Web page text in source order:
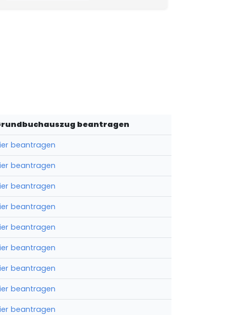
beantragen
beantragen
beantragen
beantragen
beantragen
beantragen
beantragen
beantragen
beantragen
beantragen